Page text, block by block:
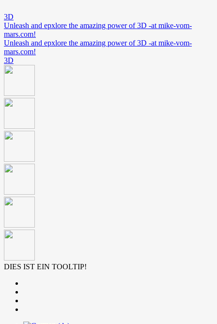
3D
Unleash and epxlore the amazing power of 3D -at mike-vom-
mars.com!
Unleash and epxlore the amazing power of 3D -at mike-vom-
mars.com!
3D
DIES IST EIN TOOLTIP!